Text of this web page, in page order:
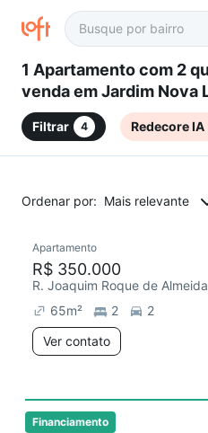
1 Apartamento com 2
venda em Jardim Nova
Águas de Lindóia, SP
Filtrar 4 Redecore IA
Ordenar por: Mais relevante
Financiamento
Redecorar
Apartamento
R$ 350.000
R. Joaquim Roque de
65m² 2
2
Ver contato